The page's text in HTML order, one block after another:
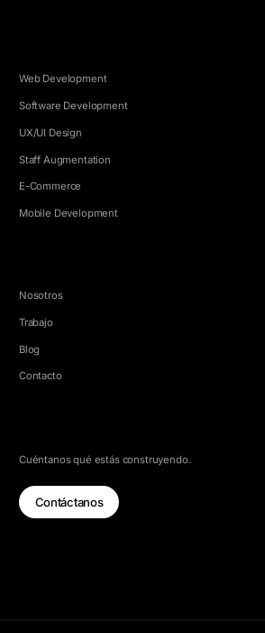
Web Development
Software Development
UX/UI Design
Staff Augmentation
E-Commerce
Mobile Development
Nosotros
Trabajo
Blog
Contacto
Cuéntanos qué estás construyendo.
Contáctanos